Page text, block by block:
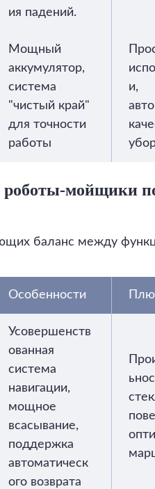
ия падений.
Мощный
аккумулятор,
система
"чистый край"
для точности
работы
и,
мойщики
баланс между
Особенности
Усовершенств
ованная
система
навигации,
мощное
всасывание,
поддержка
автоматическ
ого возврата